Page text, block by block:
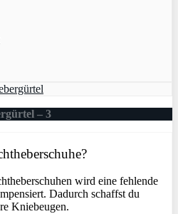
– 3
wird eine fehlende
Dadurch schaffst du
Kniebeugen.